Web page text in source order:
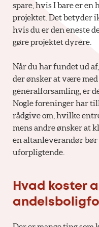
spare, hvis I bare er en
projektet. Det betyder
hvis du er den eneste
gøre projektet dyrere.
Når du har fundet ud
der ønsker at være
generalforsamling, er
Nogle foreninger har
rådgive om, hvilke
mens andre ønsker at
en altanleverandør
uforpligtende.
Hvad koster